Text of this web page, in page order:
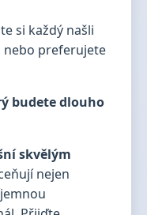
si každý našli
nebo preferujete
budete dlouho
skvělým
nejen